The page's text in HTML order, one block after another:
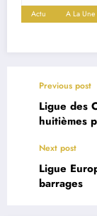
Actu A La Une
Previous post
Ligue des
huitièmes
Next post
Ligue
barrages